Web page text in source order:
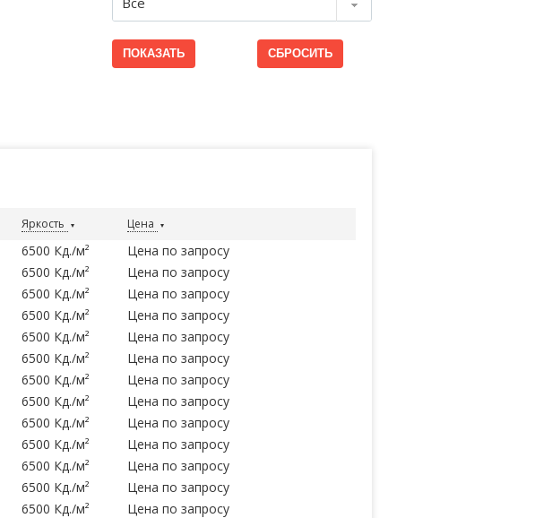
Яркость Цена
6500 Кд./м²
Цена по запросу
6500 Кд./м²
Цена по запросу
6500 Кд./м²
Цена по запросу
6500 Кд./м²
Цена по запросу
6500 Кд./м²
Цена по запросу
6500 Кд./м²
Цена по запросу
6500 Кд./м²
Цена по запросу
6500 Кд./м²
Цена по запросу
6500 Кд./м²
Цена по запросу
6500 Кд./м²
Цена по запросу
6500 Кд./м²
Цена по запросу
6500 Кд./м²
Цена по запросу
6500 Кд./м²
Цена по запросу